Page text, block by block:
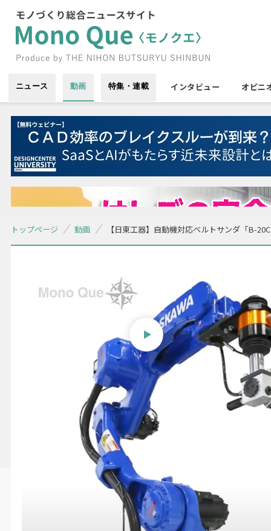
ニュース 動画 特集・連載 インタビュー オピニ
トップページ 動画 【日東工器】自動機対応ベルトサンダ「B-
【日東工器】自動機対応ベル
トサンダ「B-20CL-01」
2022/02/03 03:07 更新日時2024/08/20 12:58
この動画へのお問い合わせ